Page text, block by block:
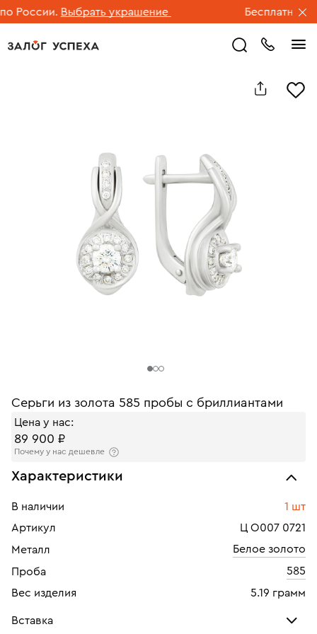
России. Выбрать украшение Бесплатная
Серьги из золота 585 пробы с бриллиантами
Цена у нас:
89 900 ₽
Почему у нас дешевле
Характеристики
В наличии
1 шт
Артикул
Ц О007 0721
Металл
Белое золото
Проба
585
Вес изделия
5.19 грамм
Вставка